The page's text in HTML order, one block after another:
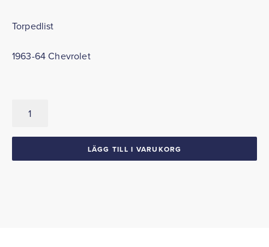
Torpedlist
1963-64 Chevrolet
1963-
LÄGG TILL I VARUKORG